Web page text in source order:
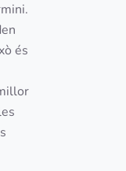
és